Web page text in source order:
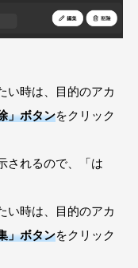
い時は、目的のアカ
」ボタンをクリック
されるので、「は
い時は、目的のアカ
」ボタンをクリック